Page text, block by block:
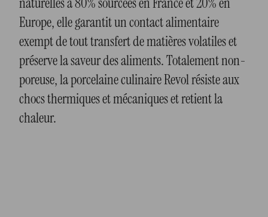
Europe, elle garantit un contact alimentaire
exempt de tout transfert de matières volatiles et
préserve la saveur des aliments. Totalement non-
poreuse, la porcelaine culinaire Revol résiste aux
chocs thermiques et mécaniques et retient la
chaleur.